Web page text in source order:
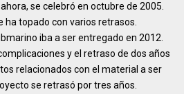
se celebró en octubre de 2005.
ha topado con varios retrasos.
iba a ser entregado en 2012.
y el retraso de dos años
relacionados con el material a ser
se retrasó por tres años.